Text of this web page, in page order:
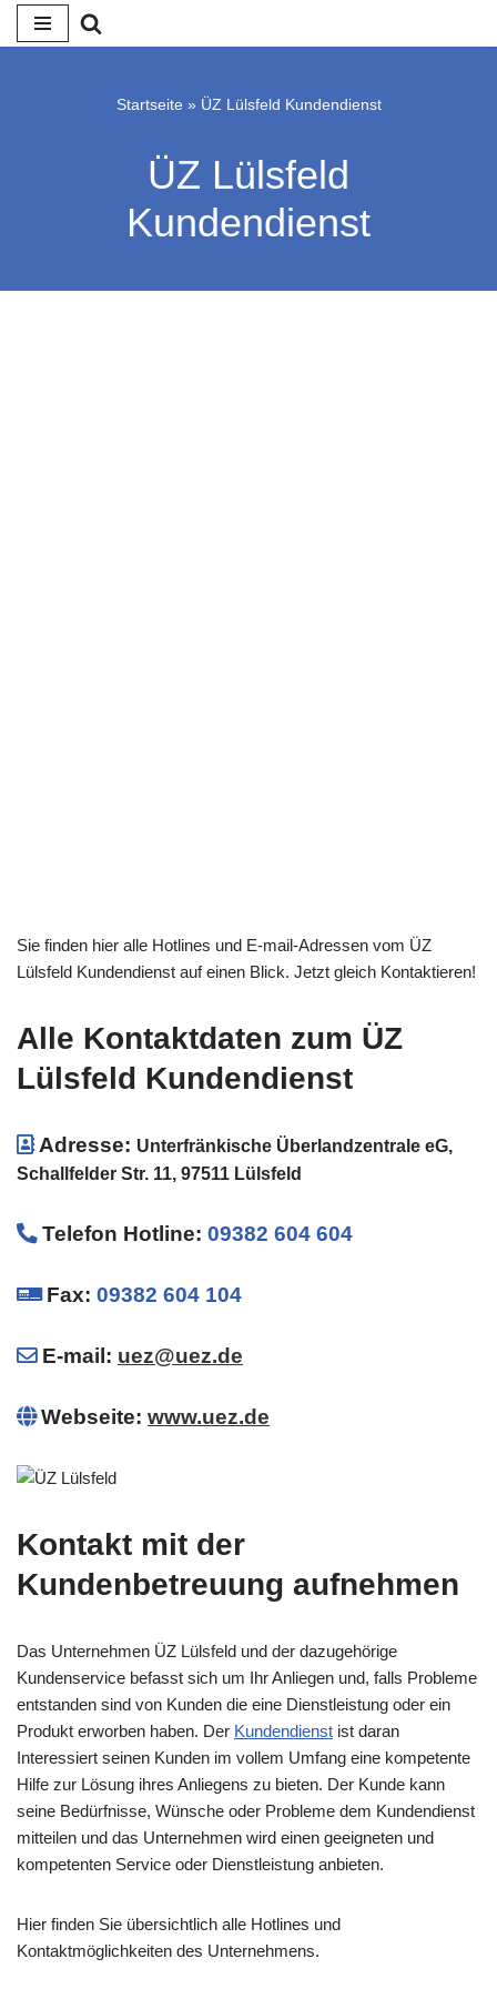
Startseite » ÜZ Lülsfeld Kundendienst
ÜZ Lülsfeld
Kundendienst
Sie finden hier alle Hotlines und E-mail-Adressen vom ÜZ
Lülsfeld Kundendienst auf einen Blick. Jetzt gleich Kontaktieren!
Alle Kontaktdaten zum ÜZ
Lülsfeld Kundendienst
Adresse: Unterfränkische Überlandzentrale eG,
Schallfelder Str. 11, 97511 Lülsfeld
Telefon Hotline: 09382 604 604
Fax: 09382 604 104
E-mail: uez@uez.de
Webseite: www.uez.de
Kontakt mit der
Kundenbetreuung aufnehmen
Das Unternehmen ÜZ Lülsfeld und der dazugehörige
Kundenservice befasst sich um Ihr Anliegen und, falls Probleme
entstanden sind von Kunden die eine Dienstleistung oder ein
Produkt erworben haben. Der Kundendienst ist daran
Interessiert seinen Kunden im vollem Umfang eine kompetente
Hilfe zur Lösung ihres Anliegens zu bieten. Der Kunde kann
seine Bedürfnisse, Wünsche oder Probleme dem Kundendienst
mitteilen und das Unternehmen wird einen geeigneten und
kompetenten Service oder Dienstleistung anbieten.
Hier finden Sie übersichtlich alle Hotlines und
Kontaktmöglichkeiten des Unternehmens.